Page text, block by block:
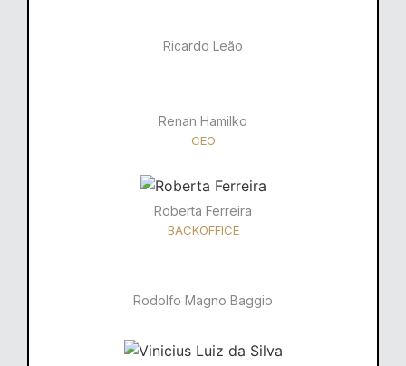
Ricardo Leão​
Renan Hamilko​
CEO
Roberta Ferreira
BACKOFFICE
Rodolfo Magno Baggio​​